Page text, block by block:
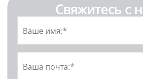
Свяжитесь с